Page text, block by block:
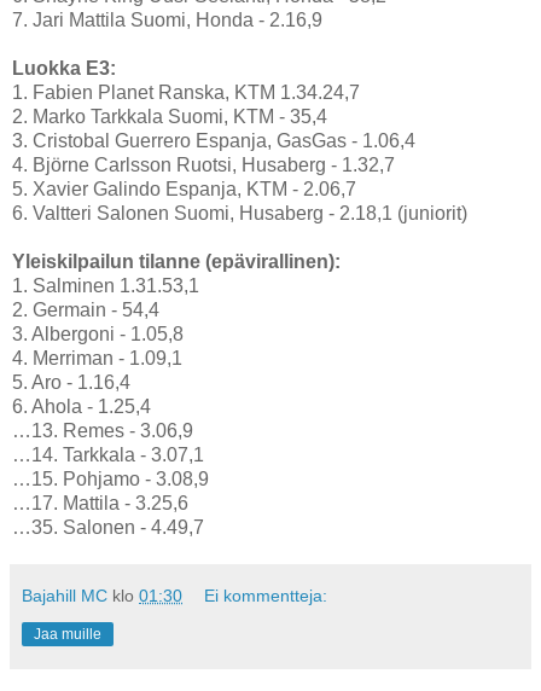
7. Jari Mattila Suomi, Honda - 2.16,9
Luokka E3:
1. Fabien Planet Ranska, KTM 1.34.24,7
2. Marko Tarkkala Suomi, KTM - 35,4
3. Cristobal Guerrero Espanja, GasGas - 1.06,4
4. Björne Carlsson Ruotsi, Husaberg - 1.32,7
5. Xavier Galindo Espanja, KTM - 2.06,7
6. Valtteri Salonen Suomi, Husaberg - 2.18,1 (juniorit)
Yleiskilpailun tilanne (epävirallinen):
1. Salminen 1.31.53,1
2. Germain - 54,4
3. Albergoni - 1.05,8
4. Merriman - 1.09,1
5. Aro - 1.16,4
6. Ahola - 1.25,4
…13. Remes - 3.06,9
…14. Tarkkala - 3.07,1
…15. Pohjamo - 3.08,9
…17. Mattila - 3.25,6
…35. Salonen - 4.49,7
Bajahill MC klo 01:30 Ei kommentteja:
Jaa muille